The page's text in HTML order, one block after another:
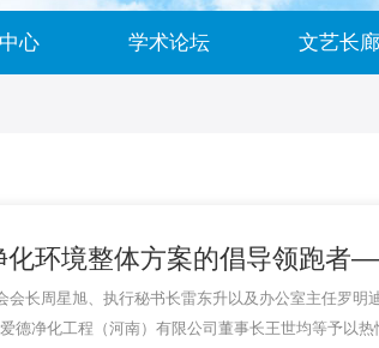
心 学术论坛 文艺长廊
化环境整体方案的倡导领跑者
会长周星旭、执行秘书长雷东升以及办公室主任罗明
河南）有限公司董事长王世均等予以热情接待。 爱德净化工程（河南）有限